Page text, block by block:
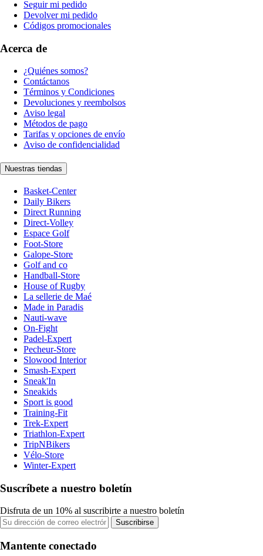
Seguir mi pedido
Devolver mi pedido
Códigos promocionales
Acerca de
¿Quiénes somos?
Contáctanos
Términos y Condiciones
Devoluciones y reembolsos
Aviso legal
Métodos de pago
Tarifas y opciones de envío
Aviso de confidencialidad
Nuestras tiendas
Basket-Center
Daily Bikers
Direct Running
Direct-Volley
Espace Golf
Foot-Store
Galope-Store
Golf and co
Handball-Store
House of Rugby
La sellerie de Maé
Made in Paradis
Nauti-wave
On-Fight
Padel-Expert
Pecheur-Store
Slowood Interior
Smash-Expert
Sneak'In
Sneakids
Sport is good
Training-Fit
Trek-Expert
Triathlon-Expert
TripNBikers
Vélo-Store
Winter-Expert
Suscríbete a nuestro boletín
Disfruta de un 10% al suscribirte a nuestro boletín
Suscribirse
Mantente conectado